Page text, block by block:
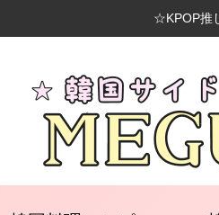
☆KPOP推